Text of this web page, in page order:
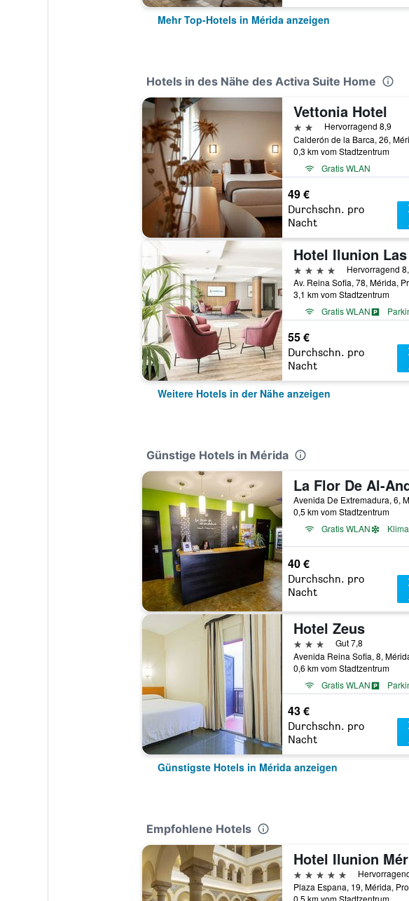
Mehr Top-Hotels in Mérida anzeigen
Hotels in des Nähe des Activa Suite Home
Vettonia Hotel
2 SterneHervorragend 8,9
0,3 km vom Stadtzentrum
Gratis WLAN
49 €
Durchschn. pro
Nacht
Hotel Ilunion
4 Sterne
Hervorragend
3,1 km vom Stadtzentrum
Gratis WLAN
55 €
Durchschn. pro
Nacht
Weitere Hotels in der Nähe anzeigen
Günstige Hotels in Mérida
La Flor De Al-
0,5 km vom Stadtzentrum
Gratis WLAN
40 €
Durchschn. pro
Nacht
Hotel Zeus
3 Sterne
Gut 7,8
0,6 km vom Stadtzentrum
Gratis WLAN
43 €
Durchschn. pro
Nacht
Günstigste Hotels in Mérida anzeigen
Empfohlene Hotels
5 Sterne
0,5 km vom Stadtzentrum